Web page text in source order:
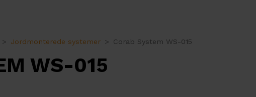
Jordmonterede systemer Corab System WS-015
WS-015